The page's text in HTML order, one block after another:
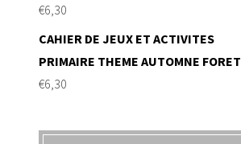
€6,30
CAHIER DE JEUX ET ACTIVITES
PRIMAIRE THEME AUTOMNE FORET
€6,30